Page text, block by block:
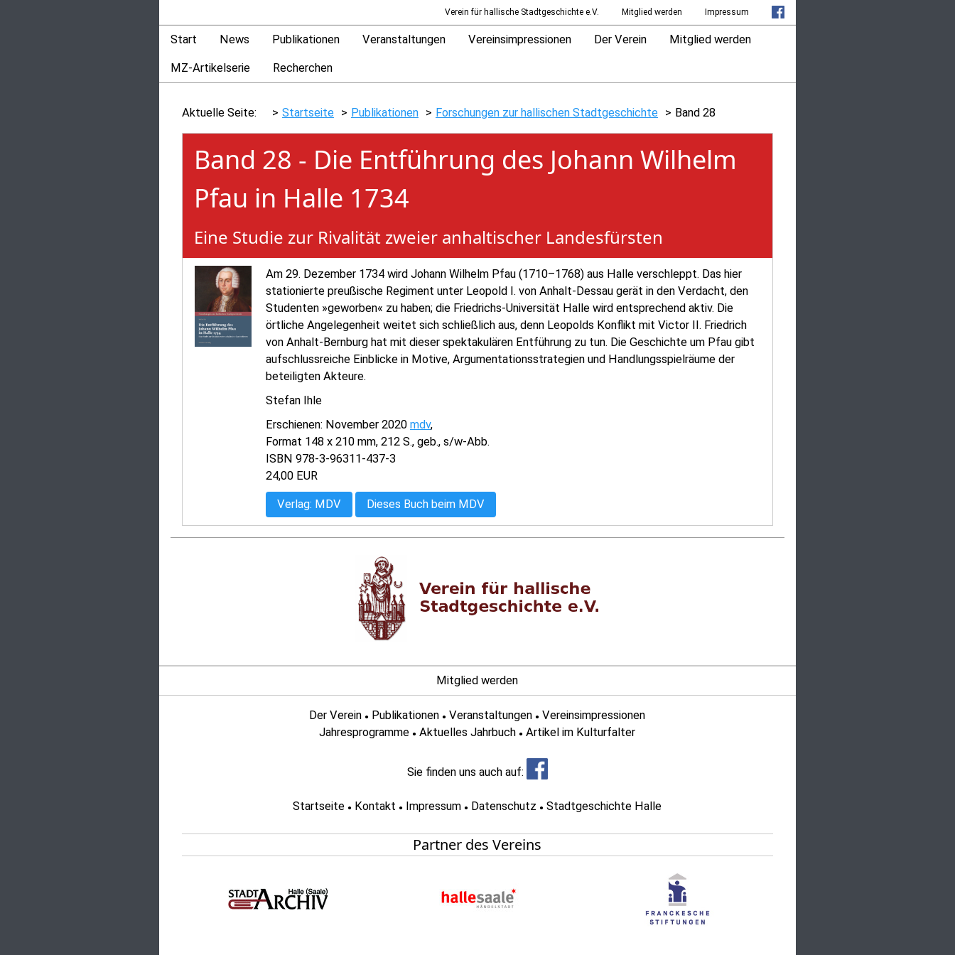
Impressum
Mitglied werden
Verein für hallische Stadtgeschichte e.V.
Start News Publikationen Veranstaltungen Vereinsimpressionen Der Verein Mitglied werden
MZ-Artikelserie Recherchen
Aktuelle Seite: Startseite Publikationen Forschungen zur hallischen Stadtgeschichte Band 28
Band 28 - Die Entführung des Johann Wilhelm
Pfau in Halle 1734
Eine Studie zur Rivalität zweier anhaltischer Landesfürsten
Am 29. Dezember 1734 wird Johann Wilhelm Pfau (1710–1768) aus Halle verschleppt. Das hier
stationierte preußische Regiment unter Leopold I. von Anhalt-Dessau gerät in den Verdacht, den
Studenten »geworben« zu haben; die Friedrichs-Universität Halle wird entsprechend aktiv. Die
örtliche Angelegenheit weitet sich schließlich aus, denn Leopolds Konflikt mit Victor II. Friedrich
von Anhalt-Bernburg hat mit dieser spektakulären Entführung zu tun. Die Geschichte um Pfau gibt
aufschlussreiche Einblicke in Motive, Argumentationsstrategien und Handlungsspielräume der
beteiligten Akteure.
Stefan Ihle
Erschienen: November 2020 mdv,
Format 148 x 210 mm, 212 S., geb., s/w-Abb.
ISBN 978-3-96311-437-3
24,00 EUR
Verlag: MDV Dieses Buch beim MDV
Mitglied werden
Der Verein ● Publikationen ● Veranstaltungen ● Vereinsimpressionen
Jahresprogramme ● Aktuelles Jahrbuch ● Artikel im Kulturfalter
Sie finden uns auch auf:
Startseite ● Kontakt ● Impressum ● Datenschutz ● Stadtgeschichte Halle
Partner des Vereins